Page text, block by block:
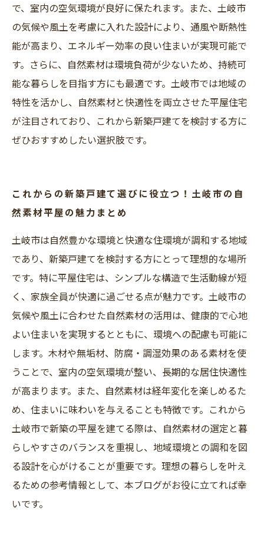
で、室内の空気環境が良好に保たれます。また、土岐市
の気候や風土を考慮に入れた設計により、通風や断熱性
能が高まり、エネルギー効率の良い住まいが実現可能で
す。さらに、自然素材は環境負荷が少ないため、持続可
能な暮らしを目指す方にも最適です。土岐市では地域の
特性を活かし、自然素材と快適性を両立させた平屋住宅
が注目されており、これから新築戸建てを検討する方に
ぜひおすすめしたい選択肢です。
これからの新築戸建て選びに役立つ！土岐市の自
然素材平屋の魅力まとめ
土岐市は自然豊かな環境と快適な住環境が調和する地域
であり、新築戸建てを検討する方にとって理想的な場所
です。特に平屋住宅は、シンプルな構造で生活動線が短
く、家族全員が快適に過ごせる点が魅力です。土岐市の
気候や風土に合わせた自然素材の活用は、健康的で心地
よい住まいを実現するとともに、環境への配慮も可能に
します。木材や無垢材、防腐・調湿効果のある素材を使
うことで、室内の空気環境が整い、長期的な居住快適性
が高まります。また、自然素材は経年変化を楽しめるた
め、住まいに味わいを与えることも特徴です。これから
土岐市で新築の平屋を建てる際は、自然素材の選定と暮
らしやすさのバランスを重視し、地域環境との調和を図
る設計を心がけることが重要です。理想の暮らしを叶え
るための参考情報として、本ブログがお役に立てれば幸
いです。